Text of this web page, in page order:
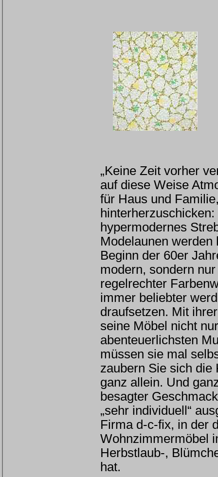
„Keine Zeit vorher
auf diese Weise
für Haus und
hypermodernes
Modelaunen werden
Beginn der 60er
modern, sondern
regelrechter
immer beliebter
draufsetzen. Mit
seine Möbel nicht
abenteuerlichsten
müssen sie mal
zaubern Sie sich die
ganz allein. Und
besagter
„sehr individuell“
Firma d-c-fix, in der
Wohnzimmermöbel
Herbstlaub-,
hat.